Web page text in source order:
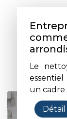
Le
un cadre
Détail